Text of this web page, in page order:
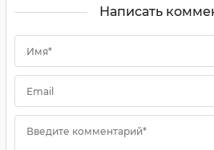
Написать
Имя*
Email
Введите комментарий*